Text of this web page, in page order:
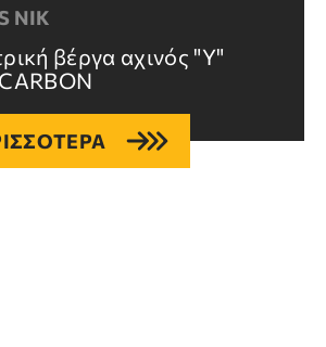
NIK
βέργα αχινός "Y"